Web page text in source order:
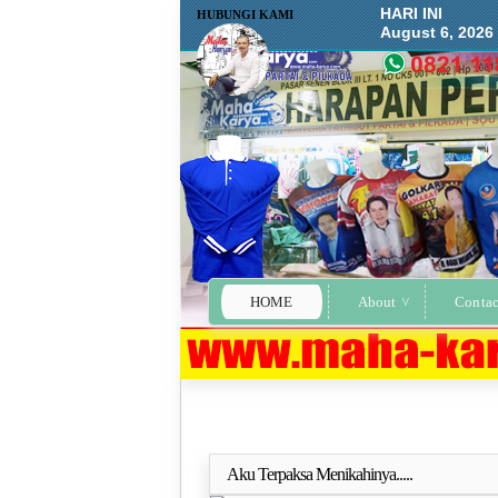
HOME About
HUBUNGI KAMI
HARI INI
August 6, 2026
Aku Terpaksa Menikahinya.....